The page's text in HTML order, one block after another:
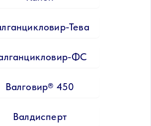
Тева
ФС
Валговир® 450
Валдисперт